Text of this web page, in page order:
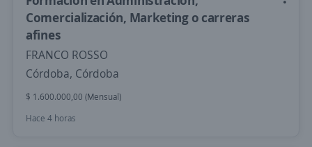
Comercialización, Marketing o carreras
afines
FRANCO ROSSO
Córdoba, Córdoba
$ 1.600.000,00 (Mensual)
Hace 4 horas